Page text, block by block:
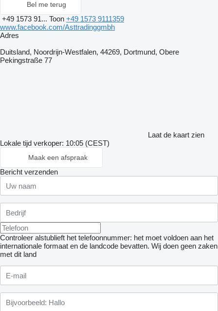
Bel me terug
+49 1573 91... Toon +49 1573 9111359
www.facebook.com/Asttradinggmbh
Adres
Duitsland, Noordrijn-Westfalen, 44269, Dortmund, Obere
Pekingstraße 77
Laat de kaart zien
Lokale tijd verkoper: 10:05 (CEST)
Maak een afspraak
Bericht verzenden
Controleer alstublieft het telefoonnummer: het moet voldoen aan het
internationale formaat en de landcode bevatten. Wij doen geen zaken
met dit land